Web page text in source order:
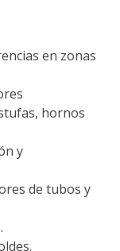
en zonas
hornos
y
de tubos y